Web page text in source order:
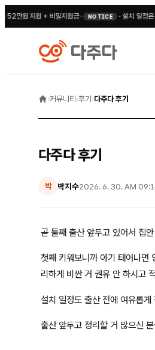
지원 + 비밀지원금• NOTICE ·설치 일정은 지역
›커뮤니티 ›후기 ›다주다 후기
다주다 후기
박 박지수2026. 6. 30. AM
곧 둘째 출산 앞두고 있어서 집
첫째 키워보니까 아기 태어나면
리하게 비싼 거 권유 안 하시고
설치 일정도 출산 전에 여유롭
출산 앞두고 정리할 거 많으신